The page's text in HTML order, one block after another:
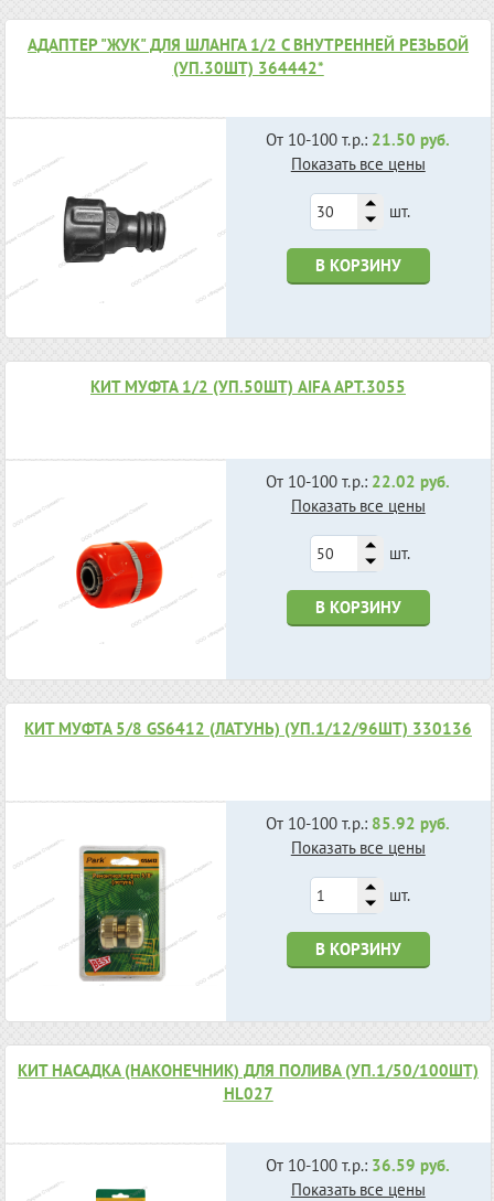
АДАПТЕР "ЖУК" ДЛЯ ШЛАНГА 1/2 С ВНУТРЕННЕЙ РЕЗЬБОЙ
(УП.30ШТ) 364442*
От 10-100 т.р.: 21.50 руб.
Показать все цены
шт.
В КОРЗИНУ
КИТ МУФТА 1/2 (УП.50ШТ) AIFA АРТ.3055
От 10-100 т.р.: 22.02 руб.
Показать все цены
шт.
В КОРЗИНУ
КИТ МУФТА 5/8 GS6412 (ЛАТУНЬ) (УП.1/12/96ШТ) 330136
От 10-100 т.р.: 85.92 руб.
Показать все цены
шт.
В КОРЗИНУ
КИТ НАСАДКА (НАКОНЕЧНИК) ДЛЯ ПОЛИВА (УП.1/50/100ШТ)
HL027
От 10-100 т.р.: 36.59 руб.
Показать все цены